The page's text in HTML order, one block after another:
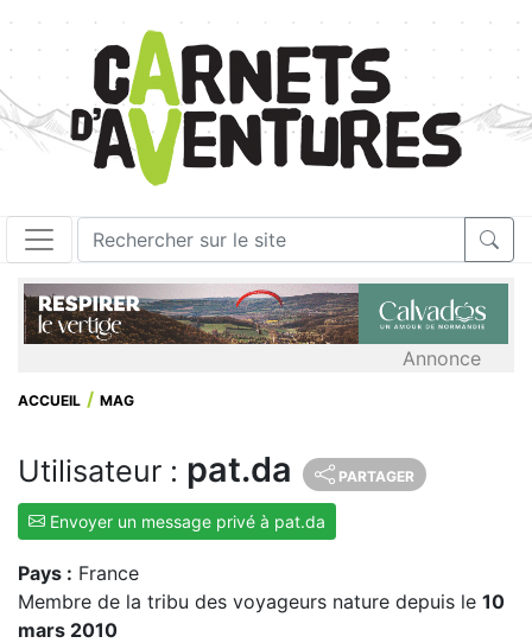
Annonce
ACCUEIL MAG
Utilisateur : pat.da PARTAGER
Envoyer un message privé à pat.da
Pays : France
Membre de la tribu des voyageurs nature depuis le 10
mars 2010